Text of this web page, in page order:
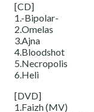
[CD]
1.-Bipolar-
2.Omelas
3.Ajna
4.Bloodshot
5.Necropolis
6.Heli
[DVD]
1.Faizh (MV)